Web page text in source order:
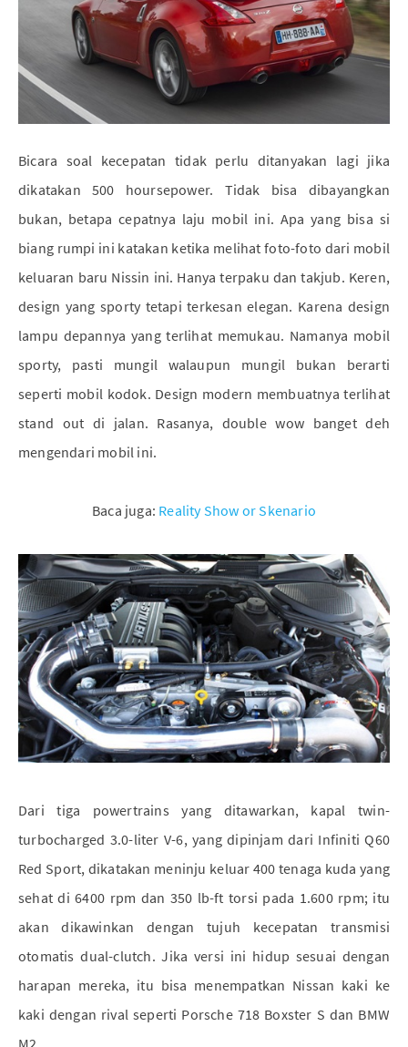
Bicara soal kecepatan tidak perlu ditanyakan lagi jika
dikatakan 500 hoursepower. Tidak bisa dibayangkan
bukan, betapa cepatnya laju mobil ini. Apa yang bisa si
biang rumpi ini katakan ketika melihat foto-foto dari mobil
keluaran baru Nissin ini. Hanya terpaku dan takjub. Keren,
design yang sporty tetapi terkesan elegan. Karena design
lampu depannya yang terlihat memukau. Namanya mobil
sporty, pasti mungil walaupun mungil bukan berarti
seperti mobil kodok. Design modern membuatnya terlihat
stand out di jalan. Rasanya, double wow banget deh
mengendari mobil ini.
Baca juga: Reality Show or Skenario
Dari tiga powertrains yang ditawarkan, kapal twin-
turbocharged 3.0-liter V-6, yang dipinjam dari Infiniti Q60
Red Sport, dikatakan meninju keluar 400 tenaga kuda yang
sehat di 6400 rpm dan 350 lb-ft torsi pada 1.600 rpm; itu
akan dikawinkan dengan tujuh kecepatan transmisi
otomatis dual-clutch. Jika versi ini hidup sesuai dengan
harapan mereka, itu bisa menempatkan Nissan kaki ke
kaki dengan rival seperti Porsche 718 Boxster S dan BMW
M2.